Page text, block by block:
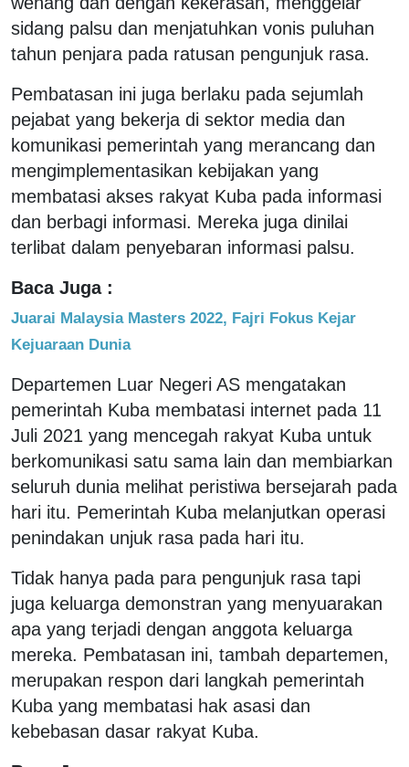
sidang palsu dan menjatuhkan vonis puluhan
tahun penjara pada ratusan pengunjuk rasa.
Pembatasan ini juga berlaku pada sejumlah
pejabat yang bekerja di sektor media dan
komunikasi pemerintah yang merancang dan
mengimplementasikan kebijakan yang
membatasi akses rakyat Kuba pada informasi
dan berbagi informasi. Mereka juga dinilai
terlibat dalam penyebaran informasi palsu.
Baca Juga :
Juarai Malaysia Masters 2022, Fajri Fokus Kejar
Kejuaraan Dunia
Departemen Luar Negeri AS mengatakan
pemerintah Kuba membatasi internet pada 11
Juli 2021 yang mencegah rakyat Kuba untuk
berkomunikasi satu sama lain dan membiarkan
seluruh dunia melihat peristiwa bersejarah pada
hari itu. Pemerintah Kuba melanjutkan operasi
penindakan unjuk rasa pada hari itu.
Tidak hanya pada para pengunjuk rasa tapi
juga keluarga demonstran yang menyuarakan
apa yang terjadi dengan anggota keluarga
mereka. Pembatasan ini, tambah departemen,
merupakan respon dari langkah pemerintah
Kuba yang membatasi hak asasi dan
kebebasan dasar rakyat Kuba.